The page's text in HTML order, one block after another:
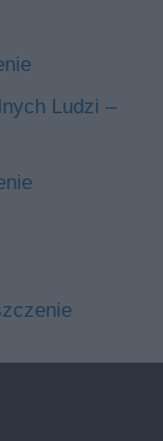
Ludzi –